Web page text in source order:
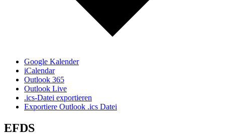
Google Kalender
iCalendar
Outlook 365
Outlook Live
.ics-Datei exportieren
Exportiere Outlook .ics Datei
EFDS